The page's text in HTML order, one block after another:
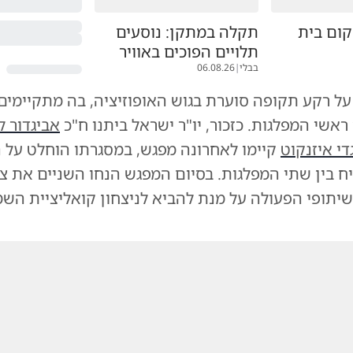
בית
תקלה במתקן: נוסעים
תלויים הפוכים באוויר
בבלי|
06.08.26
רקע תקופה סוערת בגוש האופוזיציה, בה
המפלגות. כזכור, יו"ר ישראל ביתנו ח"כ אביגדור
איזנקוט קיימו לאחרונה מפגש, במסגרתו הוחלט
בין שתי המפלגות. בסיום המפגש הנחו השניים את
הפעולה על מנת להביא לניצחון קואליציית